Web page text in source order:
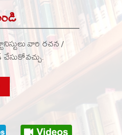
వారి రచన /
చేసుకోవచ్చు.